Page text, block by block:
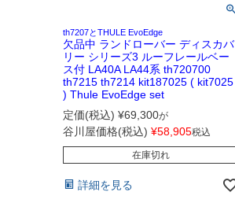
th7207とTHULE EvoEdge
欠品中 ランドローバー ディスカバ
リー シリーズ3 ルーフレールベー
ス付 LA40A LA44系 th720700
th7215 th7214 kit187025 ( kit7025
) Thule EvoEdge set
定価(税込) ¥69,300が
谷川屋価格(税込) ¥58,905税込
在庫切れ
詳細を見る